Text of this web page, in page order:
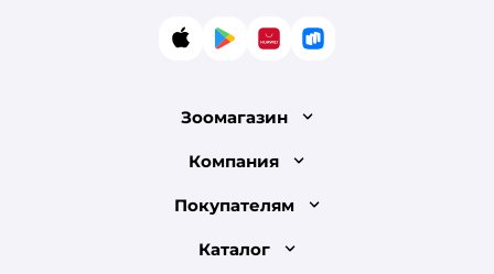
App StoreGoogle Play
AppGallery
RuStore
Зоомагазин
Лицензия
Доставка и оплата
Обмен и возврат товара
Компания
О компании
Покупателям
Бонусные карты
Каталог